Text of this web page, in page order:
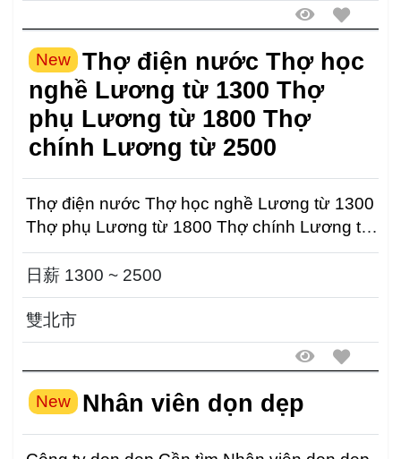
New
Thợ điện nước Thợ học
nghề Lương từ 1300 Thợ
phụ Lương từ 1800 Thợ
chính Lương từ 2500
Thợ điện nước Thợ học nghề Lương từ 1300
Thợ phụ Lương từ 1800 Thợ chính Lương từ
2500 Địa...
日薪 1300 ~ 2500
雙北市
New Nhân viên dọn dẹp